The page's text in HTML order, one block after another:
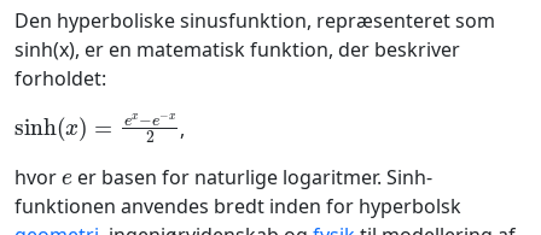
Den hyperboliske sinusfunktion, repræsenteret som
sinh(x), er en matematisk funktion, der beskriver
forholdet:
sinh ( ) − −x
,
hvor
er basen for naturlige logaritmer. Sinh-
funktionen anvendes bredt inden for hyperbolsk